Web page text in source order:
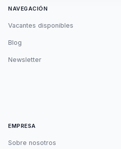
NAVEGACIÓN
Vacantes disponibles
Blog
Newsletter
EMPRESA
Sobre nosotros